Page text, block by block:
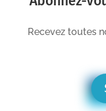
Recevez toutes